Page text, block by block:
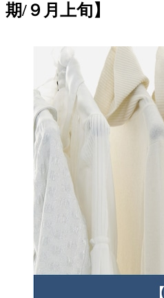
期/９月上旬】